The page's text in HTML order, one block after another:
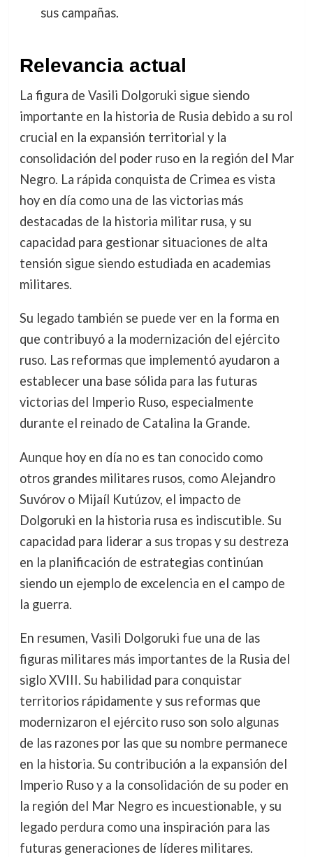
sus campañas.
Relevancia actual
La figura de Vasili Dolgoruki sigue siendo
importante en la historia de Rusia debido a su rol
crucial en la expansión territorial y la
consolidación del poder ruso en la región del Mar
Negro. La rápida conquista de Crimea es vista
hoy en día como una de las victorias más
destacadas de la historia militar rusa, y su
capacidad para gestionar situaciones de alta
tensión sigue siendo estudiada en academias
militares.
Su legado también se puede ver en la forma en
que contribuyó a la modernización del ejército
ruso. Las reformas que implementó ayudaron a
establecer una base sólida para las futuras
victorias del Imperio Ruso, especialmente
durante el reinado de Catalina la Grande.
Aunque hoy en día no es tan conocido como
otros grandes militares rusos, como Alejandro
Suvórov o Mijaíl Kutúzov, el impacto de
Dolgoruki en la historia rusa es indiscutible. Su
capacidad para liderar a sus tropas y su destreza
en la planificación de estrategias continúan
siendo un ejemplo de excelencia en el campo de
la guerra.
En resumen, Vasili Dolgoruki fue una de las
figuras militares más importantes de la Rusia del
siglo XVIII. Su habilidad para conquistar
territorios rápidamente y sus reformas que
modernizaron el ejército ruso son solo algunas
de las razones por las que su nombre permanece
en la historia. Su contribución a la expansión del
Imperio Ruso y a la consolidación de su poder en
la región del Mar Negro es incuestionable, y su
legado perdura como una inspiración para las
futuras generaciones de líderes militares.